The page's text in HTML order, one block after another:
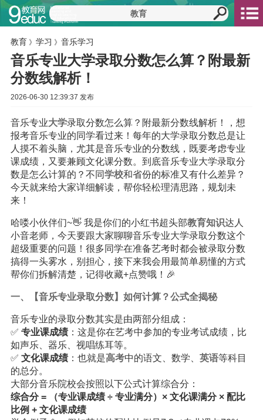
教育 》 学习 》 音乐学习
音乐专业大学录取分数怎么算？附最新
分数线解析！
2026-06-30 12:39:37 发布
音乐专业大学录取分数怎么算？附最新分数线解析！，想
报考音乐专业的同学看过来！每年的大学录取分数总是让
人摸不着头脑，尤其是音乐专业的分数线，既要考虑专业
课成绩，又要兼顾文化课分数。到底音乐专业大学录取分
数是怎么计算的？不同学校和省份的标准又有什么差异？
今天就来给大家详细解读，帮你轻松理清思路，规划未
来！
哈喽小伙伴们~👋 我是你们的小红书超头部教育知识达人
小音老师，今天要跟大家聊聊音乐专业大学录取分数这个
超级重要的问题！很多同学在准备艺考时都会被录取分数
搞得一头雾水，别担心，接下来我会用最简单易懂的方式
帮你们拆解清楚，记得收藏+点赞哦！🎉
一、【音乐专业录取分数】如何计算？公式全揭秘
音乐专业的录取分数其实是由两部分组成：
✅ 专业课成绩：这是你在艺考中参加的专业考试成绩，比
如声乐、器乐、视唱练耳等。
✅ 文化课成绩：也就是高考中的语文、数学、 英语等科目
的总分。
大部分音乐院校会按照以下公式计算综合分：
综合分 = （专业课成绩 ÷ 专业满分）× 文化课满分 × 配比
比例 + 文化课成绩